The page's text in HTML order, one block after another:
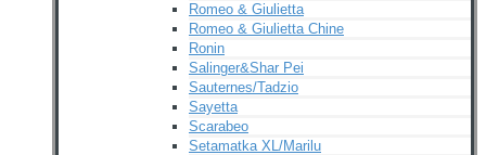
Romeo & Giulietta
Romeo & Giulietta Chine
Ronin
Salinger&Shar Pei
Sauternes/Tadzio
Sayetta
Scarabeo
Setamatka XL/Marilu